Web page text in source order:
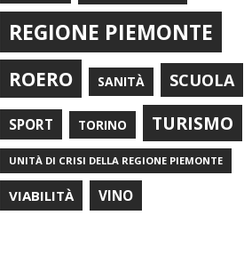
REGIONE PIEMONTE
ROERO SANITÀ SCUOLA
SPORT TORINO TURISMO
UNITÀ DI CRISI DELLA REGIONE PIEMONTE
VIABILITÀ VINO